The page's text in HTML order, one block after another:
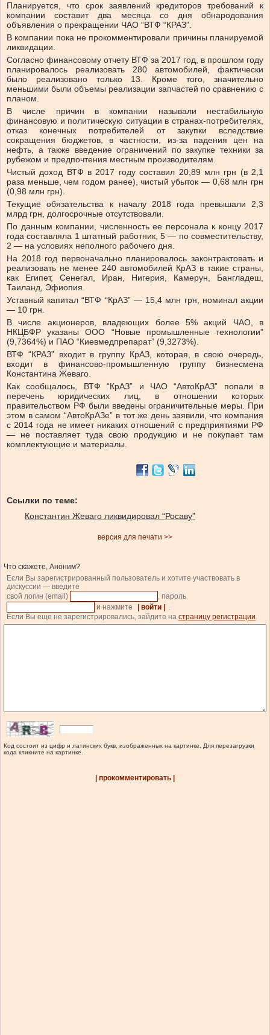
Планируется, что срок заявлений кредиторов требований к
компании составит два месяца со дня обнародования
объявления о прекращении ЧАО “ВТФ “КРАЗ”.
В компании пока не прокомментировали причины планируемой
ликвидации.
Согласно финансовому отчету ВТФ за 2017 год, в прошлом году
планировалось реализовать 280 автомобилей, фактически
было реализовано только 13. Кроме того, значительно
меньшими были объемы реализации запчастей по сравнению с
планом.
В числе причин в компании называли нестабильную
финансовую и политическую ситуации в странах-потребителях,
отказ конечных потребителей от закупки вследствие
сокращения бюджетов, в частности, из-за падения цен на
нефть, а также введение ограничений по закупке техники за
рубежом и предпочтения местным производителям.
Чистый доход ВТФ в 2017 году составил 20,89 млн грн (в 2,1
раза меньше, чем годом ранее), чистый убыток — 0,68 млн грн
(0,98 млн грн).
Текущие обязательства к началу 2018 года превышали 2,3
млрд грн, долгосрочные отсутствовали.
По данным компании, численность ее персонала к концу 2017
года составляла 1 штатный работник, 5 — по совместительству,
2 — на условиях неполного рабочего дня.
На 2018 год первоначально планировалось законтрактовать и
реализовать не менее 240 автомобилей КрАЗ в такие страны,
как Египет, Сенегал, Иран, Нигерия, Камерун, Бангладеш,
Таиланд, Эфиопия.
Уставный капитал “ВТФ “КрАЗ” — 15,4 млн грн, номинал акции
— 10 грн.
В числе акционеров, владеющих более 5% акций ЧАО, в
НКЦБФР указаны ООО “Новые промышленные технологии”
(9,7364%) и ПАО “Киевмедпрепарат” (9,3273%).
ВТФ “КРАЗ” входит в группу КрАЗ, которая, в свою очередь,
входит в финансово-промышленную группу бизнесмена
Константина Жеваго.
Как сообщалось, ВТФ “КрАЗ” и ЧАО “АвтоКрАЗ” попали в
перечень юридических лиц, в отношении которых
правительством РФ были введены ограничительные меры. При
этом в самом “АвтоКрАЗе” в тот же день заявили, что компания
с 2014 года не имеет никаких отношений с предприятиями РФ
— не поставляет туда свою продукцию и не покупает там
комплектующие и материалы.
Ссылки по теме:
Константин Жеваго ликвидировал “Росаву”
версия для печати >>
Что скажете, Аноним?
Если Вы зарегистрированный пользователь и хотите участвовать в
дискуссии — введите
свой логин (email)
, пароль
и нажмите
| войти |
.
Если Вы еще не зарегистрировались, зайдите на страницу регистрации.
Код состоит из цифр и латинских букв, изображенных на картинке. Для перезагрузки
кода кликните на картинке.
| прокомментировать |